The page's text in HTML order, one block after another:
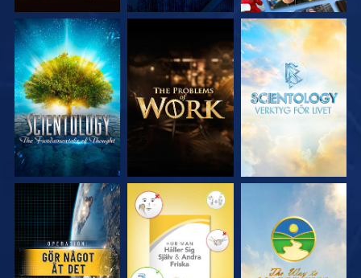
UTFORSKA
SERIEN
UTFORSKA
SERIEN
UTFORSKA
SERIEN
TITTA TITTA TITTA